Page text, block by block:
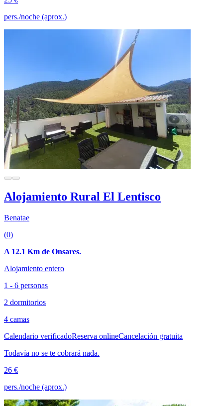
pers./noche (aprox.)
Alojamiento Rural El Lentisco
Benatae
(0)
A 12.1 Km de Onsares.
Alojamiento entero
1 - 6 personas
2 dormitorios
4 camas
Calendario verificadoReserva onlineCancelación gratuita
Todavía no se te cobrará nada.
26 €
pers./noche (aprox.)